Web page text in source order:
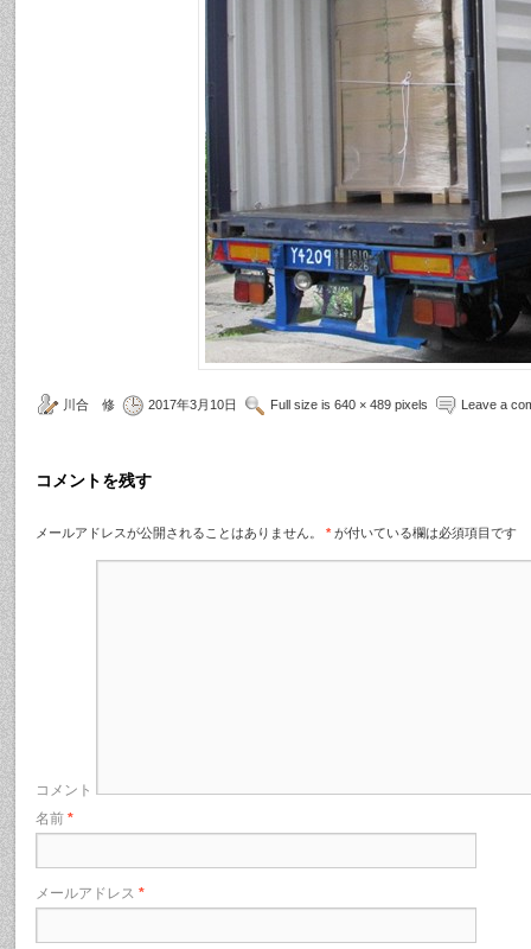
川合 修 2017年3月10日 Full size is 640 × 489 pixels Leave a
コメントを残す
メールアドレスが公開されることはありません。 * が付いている欄は必須項目です
コメント
名前 *
メールアドレス *